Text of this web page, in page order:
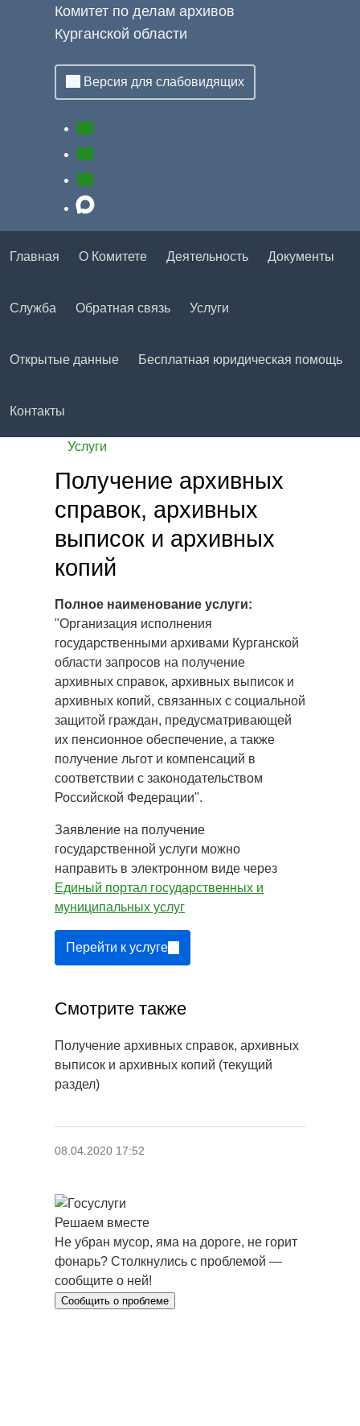
Комитет по делам архивов
Курганской области
Версия для слабовидящих
Главная О Комитете Деятельность Документы
Служба Обратная связь Услуги
Открытые данные Бесплатная юридическая помощь
Контакты
Услуги
Получение архивных
справок, архивных
выписок и архивных
копий
Полное наименование услуги:
"Организация исполнения
государственными архивами Курганской
области запросов на получение
архивных справок, архивных выписок и
архивных копий, связанных с социальной
защитой граждан, предусматривающей
их пенсионное обеспечение, а также
получение льгот и компенсаций в
соответствии с законодательством
Российской Федерации".
Заявление на получение
государственной услуги можно
направить в электронном виде через
Единый портал государственных и
муниципальных услуг
Перейти к услуге
Смотрите также
Получение архивных справок, архивных
выписок и архивных копий (текущий
раздел)
08.04.2020 17:52
Решаем вместе
Не убран мусор, яма на дороге, не горит
фонарь? Столкнулись с проблемой —
сообщите о ней!
Сообщить о проблеме